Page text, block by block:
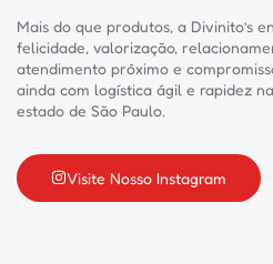
Mais do que produtos, a Divinito’s
felicidade, valorização,
atendimento próximo e
ainda com logística ágil e rapidez
estado de São Paulo.
Visite Nosso Instagram